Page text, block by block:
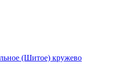
(Шитое) кружево